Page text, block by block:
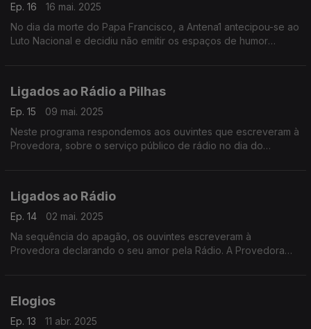
Ep. 16
16 mai. 2025
No dia da morte do Papa Francisco, a Antena1 antecipou-se ao
Luto Nacional e decidiu não emitir os espaços de humor
Ligados ao Rádio a Pilhas
Ep. 15
09 mai. 2025
Neste programa respondemos aos ouvintes que escreveram à
Provedora, sobre o serviço público de rádio no dia do
Ligados ao Rádio
Ep. 14
02 mai. 2025
Na sequência do apagão, os ouvintes escreveram à
Provedora declarando o seu amor pela Rádio. A Provedora
Elogios
Ep. 13
11 abr. 2025